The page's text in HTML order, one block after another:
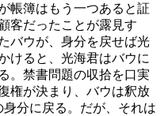
帳簿はもう一つあると証
客だったことが露見す
バウが、身分を戻せば光
けると、光海君はバウに
。禁書問題の収拾を口実
権が決まり、バウは釈放
分に戻る。だが、それは